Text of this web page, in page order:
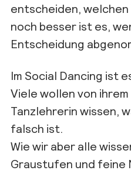
entscheiden, welchen
noch besser ist es,
Entscheidung
Im Social Dancing ist
Viele wollen von
Tanzlehrerin wissen,
falsch ist.
Wie wir aber alle
Graustufen und feine